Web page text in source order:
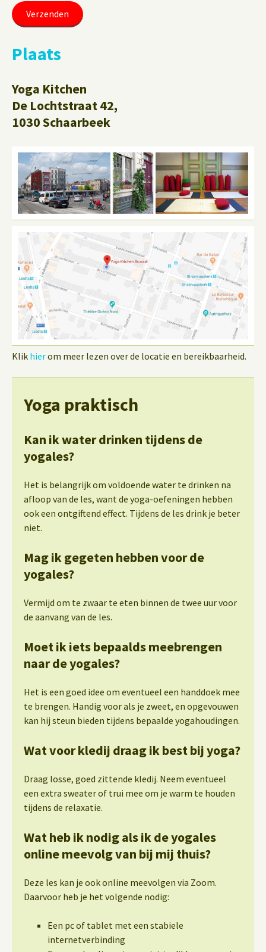
Plaats
Yoga Kitchen
De Lochtstraat 42,
1030 Schaarbeek
Klik hierom meer lezen over de locatie en bereikbaarheid.
Yoga praktisch
Kan ik water drinken tijdens de
yogales?
Het is belangrijk om voldoende water te drinken na
afloop van de les, want de yoga-oefeningen hebben
ook een ontgiftend effect. Tijdens de les drink je beter
niet.
Mag ik gegeten hebben voor de
yogales?
Vermijd om te zwaar te eten binnen de twee uur voor
de aanvang van de les.
Moet ik iets bepaalds meebrengen
naar de yogales?
Het is een goed idee om eventueel een handdoek mee
te brengen. Handig voor als je zweet, en opgevouwen
kan hij steun bieden tijdens bepaalde yogahoudingen.
Wat voor kledij draag ik best bij yoga?
Draag losse, goed zittende kledij. Neem eventueel
een extra sweater of trui mee om je warm te houden
tijdens de relaxatie.
Wat heb ik nodig als ik de yogales
online meevolg van bij mij thuis?
Deze les kan je ook online meevolgen via Zoom.
Daarvoor heb je het volgende nodig:
Een pc of tablet met een stabiele
internetverbinding